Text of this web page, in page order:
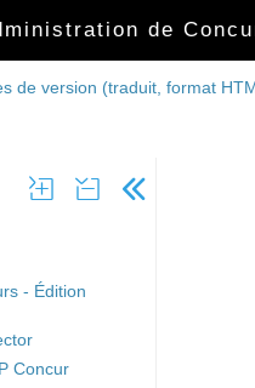
de
- Édition
Concur
de version (traduit, format